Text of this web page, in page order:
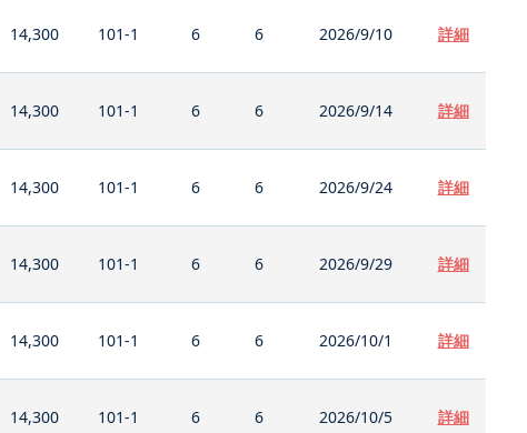
14,300 101-1 6 6 2026/9/10 詳細
14,300 101-1 6 6 2026/9/14 詳細
14,300 101-1 6 6 2026/9/24 詳細
14,300 101-1 6 6 2026/9/29 詳細
14,300 101-1 6 6 2026/10/1 詳細
14,300 101-1 6 6 2026/10/5 詳細